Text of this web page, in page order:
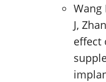
Wang
J,
effect